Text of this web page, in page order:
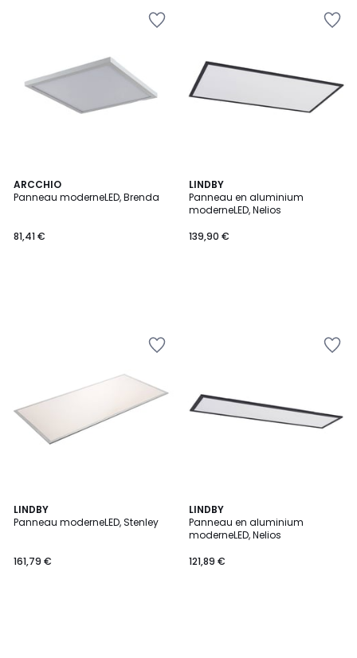
ARCCHIO
Panneau moderneLED, Brenda
81,41 €
LINDBY
Panneau en aluminium
moderneLED, Nelios
139,90 €
LINDBY
Panneau moderneLED, Stenley
161,79 €
LINDBY
Panneau en aluminium
moderneLED, Nelios
121,89 €